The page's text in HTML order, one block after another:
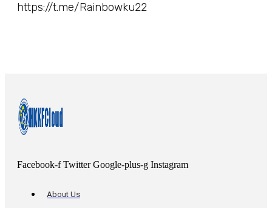
https://t.me/Rainbowku22
Facebook-f Twitter Google-plus-g Instagram
About Us